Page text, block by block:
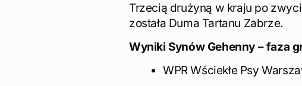
Trzecią drużyną w kraju po
została Duma Tartanu Zabrze.
Wyniki Synów Gehenny – faza
WPR Wściekłe Psy